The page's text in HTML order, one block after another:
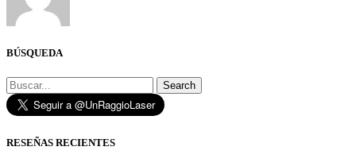
BÚSQUEDA
Search
RESEÑAS RECIENTES